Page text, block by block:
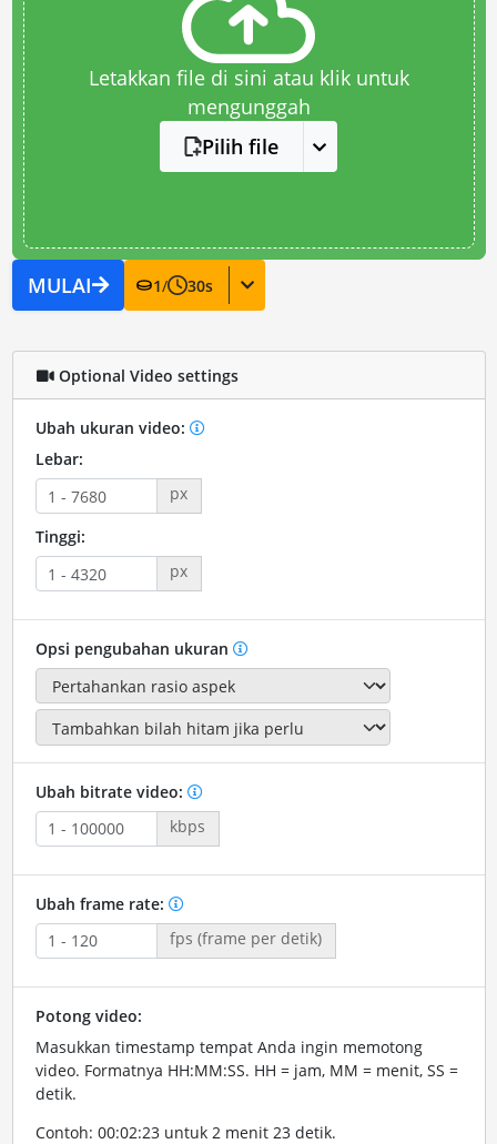
Letakkan file di sini atau klik untuk
mengunggah
Pilih file
MULAI 1/ 30s
Optional Video settings
Ubah ukuran video:
Lebar:
px
Tinggi:
px
Opsi pengubahan ukuran
Ubah bitrate video:
kbps
Ubah frame rate:
fps (frame per detik)
Potong video:
Masukkan timestamp tempat Anda ingin memotong
video. Formatnya HH:MM:SS. HH = jam, MM = menit, SS =
detik.
Contoh: 00:02:23 untuk 2 menit 23 detik.